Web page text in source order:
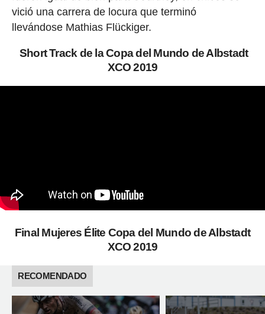
vició una carrera de locura que terminó
llevándose Mathias Flückiger.
Short Track de la Copa del Mundo de Albstadt
XCO 2019
Final Mujeres Élite Copa del Mundo de Albstadt
XCO 2019
RECOMENDADO